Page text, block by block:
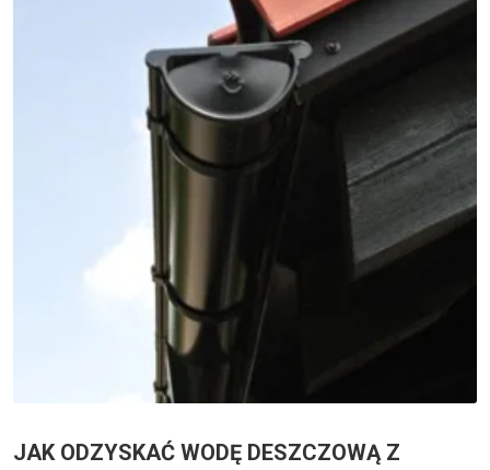
JAK ODZYSKAĆ WODĘ DESZCZOWĄ Z